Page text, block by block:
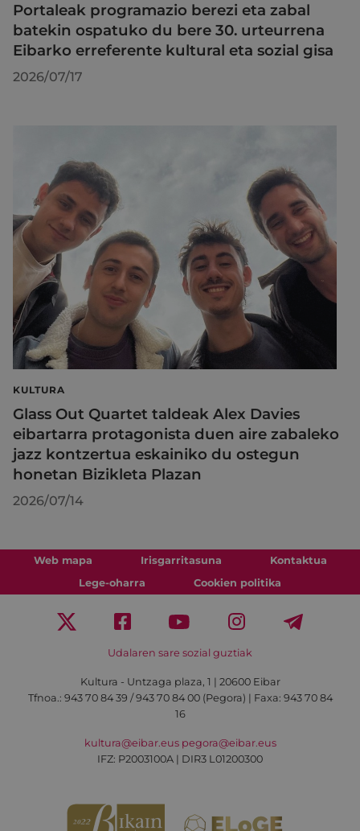
Portaleak programazio berezi eta zabal
batekin ospatuko du bere 30. urteurrena
Eibarko erreferente kultural eta sozial gisa
2026/07/17
KULTURA
Glass Out Quartet taldeak Alex Davies
eibartarra protagonista duen aire zabaleko
jazz kontzertua eskainiko du ostegun
honetan Bizikleta Plazan
2026/07/14
Web mapa Irisgarritasuna
Kontaktua
Lege-oharra
Cookien politika
Udalaren sare sozial guztiak
Kultura - Untzaga plaza, 1 | 20600 Eibar
Tfnoa.: 943 70 84 39 / 943 70 84 00 (Pegora) | Faxa: 943 70 84
16
kultura@eibar.eus pegora@eibar.eus
IFZ: P2003100A | DIR3 L01200300